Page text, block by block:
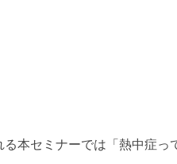
本セミナーでは「熱中症